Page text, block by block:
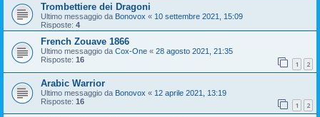
Trombettiere dei Dragoni
Ultimo messaggio da Bonovox « 10 settembre 2021, 15:09
Risposte: 4
French Zouave 1866
Ultimo messaggio da Cox-One « 28 agosto 2021, 21:35
Risposte: 16 1 2
Arabic Warrior
Ultimo messaggio da Bonovox « 12 aprile 2021, 13:19
Risposte: 16 1 2